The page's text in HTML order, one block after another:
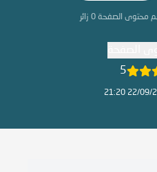
محتوى الصفحة0 زائر
5